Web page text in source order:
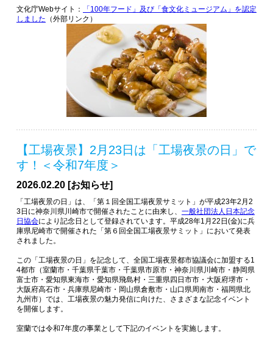
文化庁Webサイト：
「100年フード」及び「食文化ミュージアム」を認定
しました （外部リンク）
【工場夜景】2月23日は「工場夜景の日」で
す！＜令和7年度＞
2026.02.20 [お知らせ]
「工場夜景の日」は、「第１回全国工場夜景サミット」が平成23年2月2
3日に神奈川県川崎市で開催されたことに由来し、 一般社団法人日本記念
日協会により記念日として登録されています。平成28年1月22日(金)に兵
庫県尼崎市で開催された「第６回全国工場夜景サミット」において発表
されました。
この「工場夜景の日」を記念して、全国工場夜景都市協議会に加盟する1
4都市（室蘭市・千葉県千葉市・千葉県市原市・神奈川県川崎市・静岡県
富士市・愛知県東海市・愛知県飛島村・三重県四日市市・大阪府堺市・
大阪府高石市・兵庫県尼崎市・岡山県倉敷市・山口県周南市・福岡県北
九州市）では、工場夜景の魅力発信に向けた、さまざまな記念イベント
を開催します。
室蘭では令和7年度の事業として下記のイベントを実施します。